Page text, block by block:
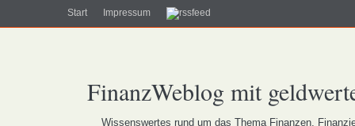
Start Impressum
FinanzWeblog mit
Wissenswertes rund um das Thema Finanzen,